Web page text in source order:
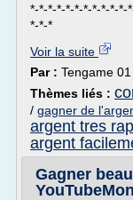
*-*-*-*-*-*-*-*-*-*-*-
*-*-*
Voir la suite
Par : Tengame 01
Thèmes liés :
/ gagner de
argent tres
argent
Gagner